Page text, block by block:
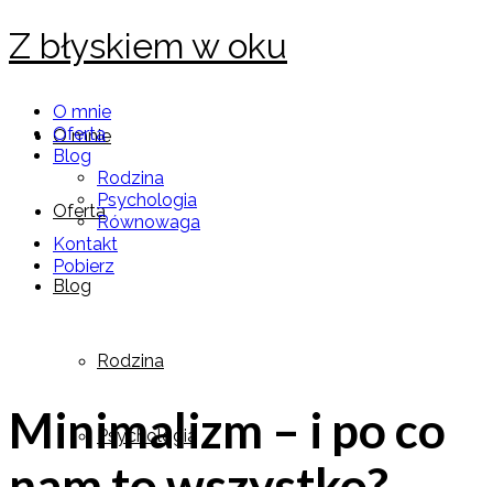
Z błyskiem w oku
O mnie
Oferta
Blog
Rodzina
Psychologia
O mnie
Oferta
Blog
Rodzina
Psychologia
Równowaga
Kontakt
Pobierz
Minimalizm – i po co